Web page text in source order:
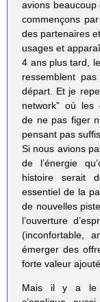
avions
commençons
des partenaires
usages et
4 ans plus tard,
ressemblent
départ. Et je
network” où les
de ne pas figer
pensant pas
Si nous avions
de l’énergie
histoire serait
essentiel de la
de nouvelles
l’ouverture
(inconfortable,
émerger des
forte valeur
Mais il y a le